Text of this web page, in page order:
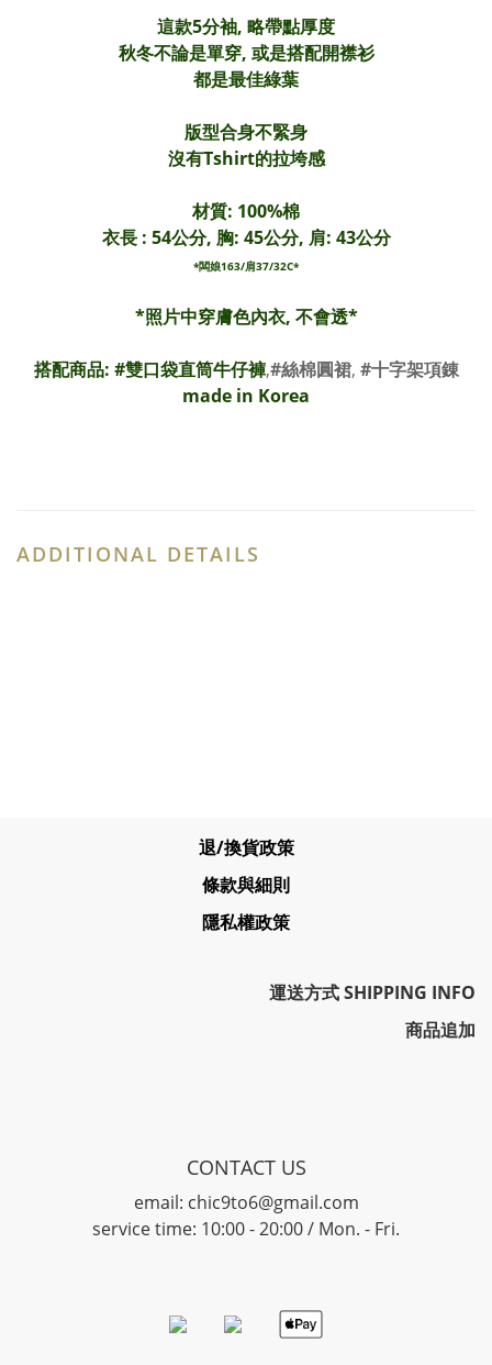
這款5分袖, 略帶點厚度
秋冬不論是單穿, 或是搭配開襟衫
都是最佳綠葉
版型合身不緊身
沒有Tshirt的拉垮感
材質: 100%棉
衣長 : 54公分, 胸: 45公分, 肩: 43公分
*闆娘163/肩37/32C*
*照片中穿膚色內衣, 不會透*
搭配商品: #雙口袋直筒牛仔褲,#絲棉圓裙, #十字架項錬
made in Korea
ADDITIONAL DETAILS
退/換貨政策
條款與細則
隱私權政策
運送方式 SHIPPING INFO
商品追加
CONTACT US
email: chic9to6@gmail.com
service time: 10:00 - 20:00 / Mon. - Fri.